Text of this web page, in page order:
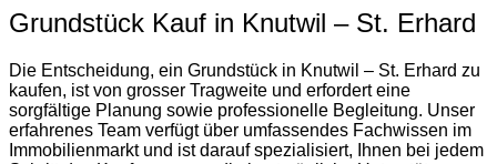
Grundstück Kauf in Knutwil – St. Erhard
Die Entscheidung, ein Grundstück in Knutwil – St. Erhard zu
kaufen, ist von grosser Tragweite und erfordert eine
sorgfältige Planung sowie professionelle Begleitung. Unser
erfahrenes Team verfügt über umfassendes Fachwissen im
Immobilienmarkt und ist darauf spezialisiert, Ihnen bei jedem